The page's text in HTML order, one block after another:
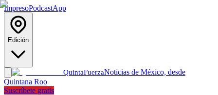
ImpresoPodcastApp
Edición
QuintaFuerzaNoticias de México, desde
Quintana Roo
Suscríbete gratis